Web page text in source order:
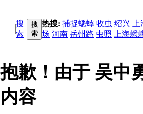
搜
索
搜
索
热搜: 捕捉蟋蟀 收虫 绍兴
场 河南 岳州路 虫照
上海蟋
抱歉！由于 吴中
内容